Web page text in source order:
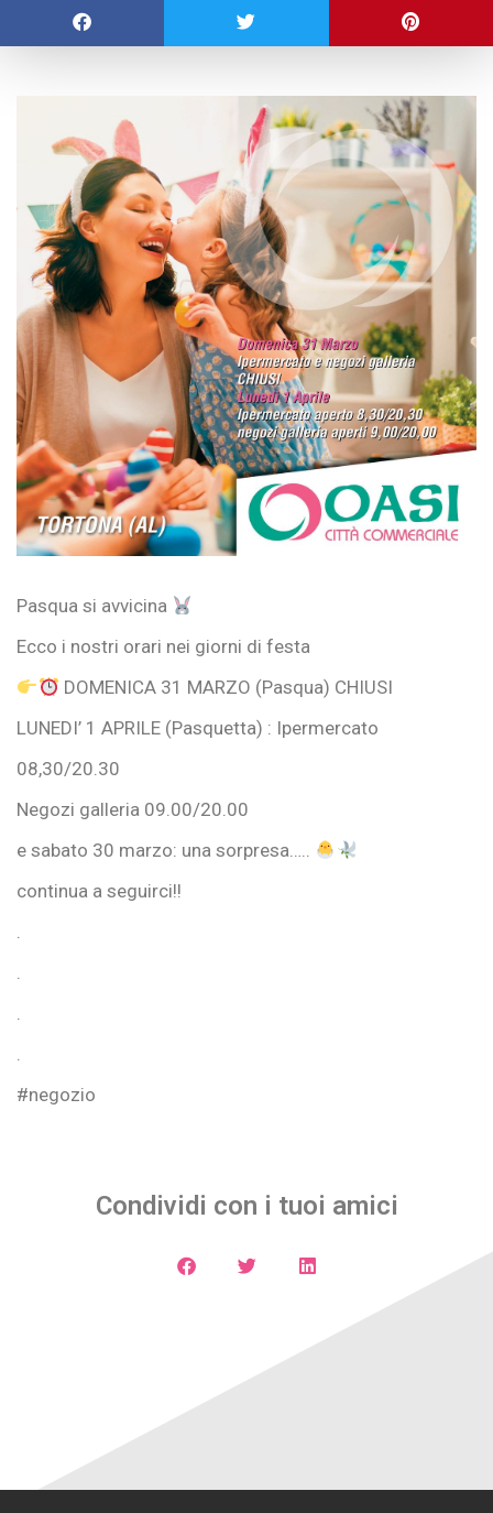
Pasqua si avvicina
Ecco i nostri orari nei giorni di festa
DOMENICA 31 MARZO (Pasqua) CHIUSI
LUNEDI’ 1 APRILE (Pasquetta) : Ipermercato
08,30/20.30
Negozi galleria 09.00/20.00
e sabato 30 marzo: una sorpresa…..
continua a seguirci!!
.
.
.
.
#negozio
Condividi con i tuoi amici